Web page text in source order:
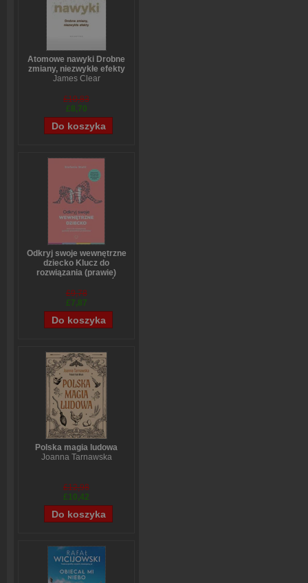
Atomowe nawyki Drobne
zmiany, niezwykłe efekty
James Clear
£10,83
£8,70
Odkryj swoje wewnętrzne
dziecko Klucz do
rozwiązania (prawie)
Stefanie Stahl
£9,78
£7,87
Polska magia ludowa
Joanna Tarnawska
£12,98
£10,42